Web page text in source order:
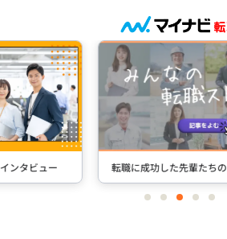
ビュー 転職に成功した先輩たちのイン
itemitemitemitemitem